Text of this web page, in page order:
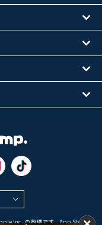
Inc. の商標です。App Store は